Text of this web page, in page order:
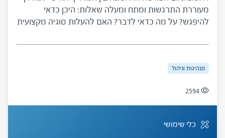
מעוררת התרגשות ומתח ומעלה שאלות: היכן כדאי
להיפגש? על מה כדאי לדבר? האם להעלות סוגיה מקצועית
מדריכים אישיים למנהלי בתי ספר בראשית דרכם, נועד
המסגרת והתוכן של הפגישה הראשונה.
מנהיגות וניהול
2594
כלי שימושי